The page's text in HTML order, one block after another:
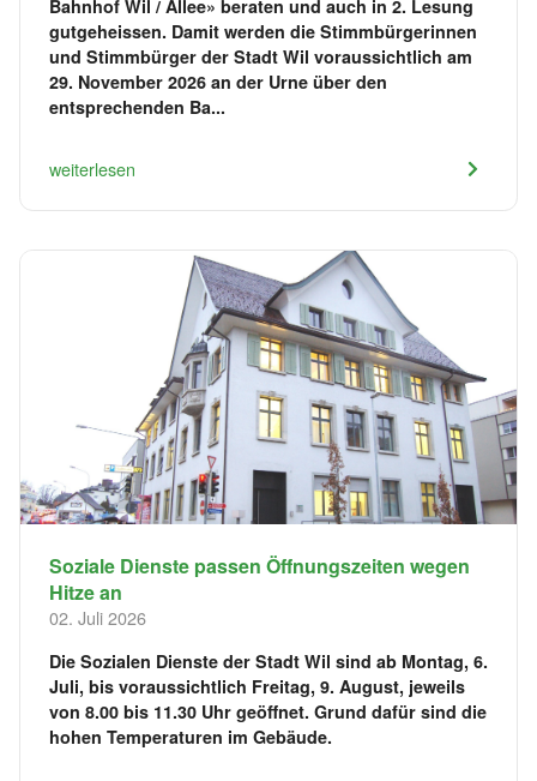
Bahnhof Wil / Allee» beraten und auch in 2. Lesung
gutgeheissen. Damit werden die Stimmbürgerinnen
und Stimmbürger der Stadt Wil voraussichtlich am
29. November 2026 an der Urne über den
entsprechenden Ba...
weiterlesen
Soziale Dienste passen Öffnungszeiten wegen
Hitze an
02. Juli 2026
Die Sozialen Dienste der Stadt Wil sind ab Montag, 6.
Juli, bis voraussichtlich Freitag, 9. August, jeweils
von 8.00 bis 11.30 Uhr geöffnet. Grund dafür sind die
hohen Temperaturen im Gebäude.